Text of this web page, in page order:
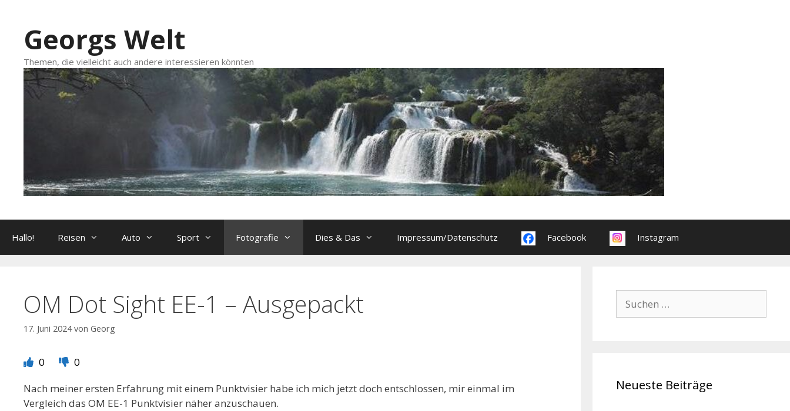
springenGeorgs Welt
Themen, die vielleicht auch andere interessieren könnten
Hallo! Reisen Auto Sport Fotografie Dies & Das Impressum/Datenschutz Facebook Instagram
OM Dot Sight EE-1 – Ausgepackt
17. Juni 2024 von Georg
0
0
Nach meiner ersten Erfahrung mit einem Punktvisier habe ich mich jetzt doch entschlossen, mir einmal im
Vergleich das OM EE-1 Punktvisier näher anzuschauen.
nach:
Neueste Beiträge